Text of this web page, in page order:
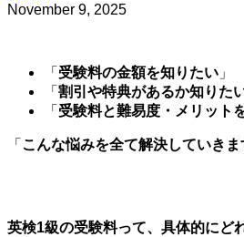
November 9, 2025
「 受験料の金額を知りたい 」
「 割引や特典があるか知りた
「 受験料と難易度・メリット
「 こんな悩みを全て解決していきま
英検1級の受験料って、具体的にど